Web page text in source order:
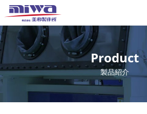
Product
製品紹介